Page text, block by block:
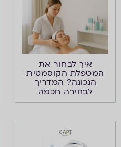
איך לבחור את
המטפלת הקוסמטית
הנכונה? המדריך
לבחירה חכמה